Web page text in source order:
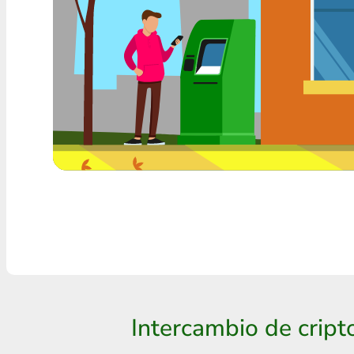
Cualquier banco THB
Visa/MasterCard MDL
Visa/MasterCard AMD
Visa/MasterCard TRY
Bitcoin
Intercambio de